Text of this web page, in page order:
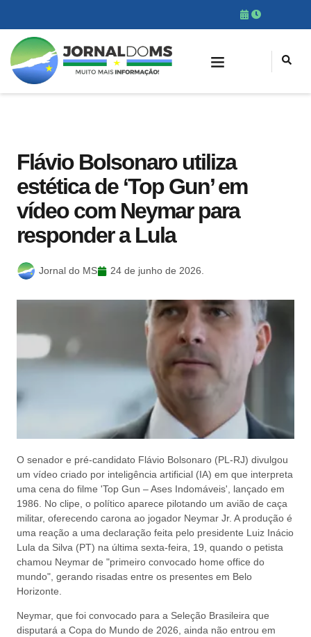
Flávio Bolsonaro utiliza
estética de ‘Top Gun’ em
vídeo com Neymar para
responder a Lula
Jornal do MS 24 de junho de 2026.
O senador e pré-candidato Flávio Bolsonaro (PL-RJ) divulgou
um vídeo criado por inteligência artificial (IA) em que interpreta
uma cena do filme 'Top Gun – Ases Indomáveis', lançado em
1986. No clipe, o político aparece pilotando um avião de caça
militar, oferecendo carona ao jogador Neymar Jr. A produção é
uma reação a uma declaração feita pelo presidente Luiz Inácio
Lula da Silva (PT) na última sexta-feira, 19, quando o petista
chamou Neymar de "primeiro convocado home office do
mundo", gerando risadas entre os presentes em Belo
Horizonte.
Neymar, que foi convocado para a Seleção Brasileira que
disputará a Copa do Mundo de 2026, ainda não entrou em